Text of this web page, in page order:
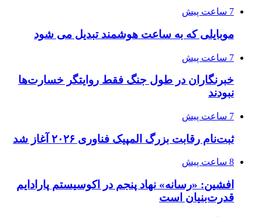
7 ساعت پیش
موبایلی که به ساعت هوشمند تبدیل می شود
7 ساعت پیش
خبرنگاران در طول جنگ فقط روایتگر خسارت‌ها
نبودند
7 ساعت پیش
ثبت‌نام رقابت بزرگ المپیک فناوری ۲۰۲۶ آغاز شد
8 ساعت پیش
افشین: «رسانه» نهاد پنجم در اکوسیستم پارادایم
قدرت‌بنیان است